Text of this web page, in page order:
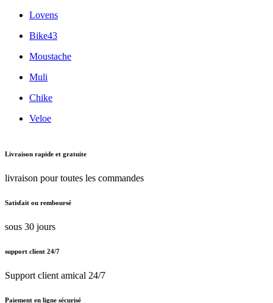
Lovens
Bike43
Moustache
Muli
Chike
Veloe
Livraison rapide et gratuite
livraison pour toutes les commandes
Satisfait ou remboursé
sous 30 jours
support client 24/7
Support client amical 24/7
Paiement en ligne sécurisé